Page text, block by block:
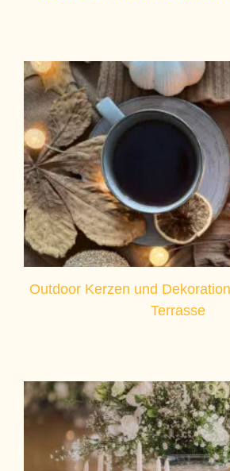
Outdoor Kerzen und
Terrasse